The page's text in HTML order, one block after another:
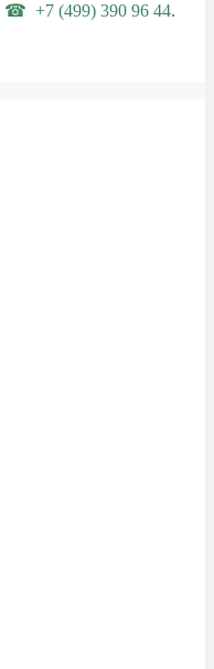
+7 (499) 390 96 44.